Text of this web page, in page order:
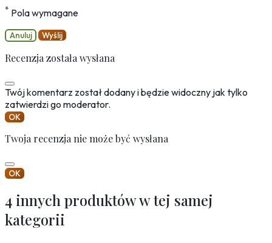
* Pola wymagane
Anuluj Wyślij
Recenzja została wysłana
Twój komentarz został dodany i będzie widoczny jak tylko
zatwierdzi go moderator.
OK
Twoja recenzja nie może być wysłana
OK
4 innych produktów w tej samej
kategorii